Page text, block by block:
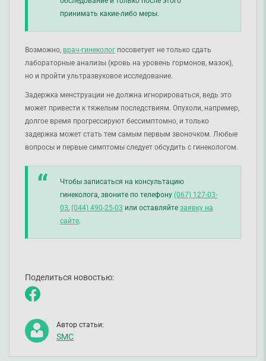
принимать какие-либо меры.
Возможно, врач-гинеколог посоветует не только сдать
лабораторные анализы (кровь на уровень гормонов, мазок),
но и пройти ультразвуковое исследование.
Задержка менструации не должна игнорироваться, ведь это
может привести к тяжелым последствиям. Опухоли, например,
долгое время прогрессируют бессимптомно, и только
задержка может стать тем самым первым звоночком. Любые
вопросы и первые симптомы следует обсудить с гинекологом.
Чтобы записаться на консультацию
гинеколога, звоните по телефону (067) 127-03-
03 (044) 490-25-03 или оставляйте заявку на
сайте.
Поделиться новостью:
Автор статьи:
SMC